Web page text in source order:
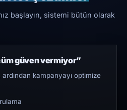
başlayın, sistemi bütün olarak
güven vermiyor”
ardından kampanyayı optimize